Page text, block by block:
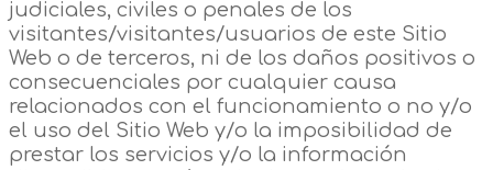
judiciales, civiles o penales de los
visitantes/visitantes/usuarios de este Sitio
Web o de terceros, ni de los daños positivos o
consecuenciales por cualquier causa
relacionados con el funcionamiento o no y/o
el uso del Sitio Web y/o la imposibilidad de
prestar los servicios y/o la información